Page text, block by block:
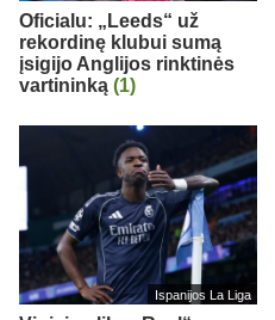
Oficialu: „Leeds“ už
rekordinę klubui sumą
įsigijo Anglijos rinktinės
vartininką (1)
Ispanijos La Liga